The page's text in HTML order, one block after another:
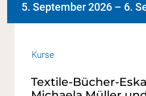
Kurse
5. September 2026 – 6.
Textile-Bücher-